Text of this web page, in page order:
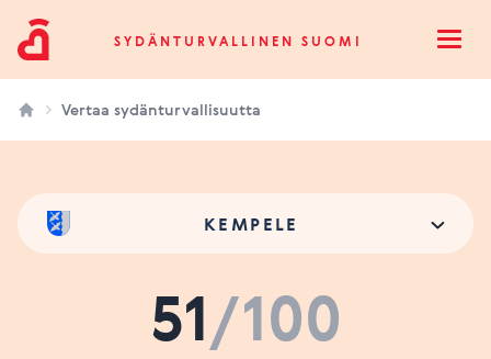
Sydänturvallinen SuomiSYDÄNTURVALLINEN SUOMI
Vertaa sydänturvallisuutta
KEMPELE
51/100